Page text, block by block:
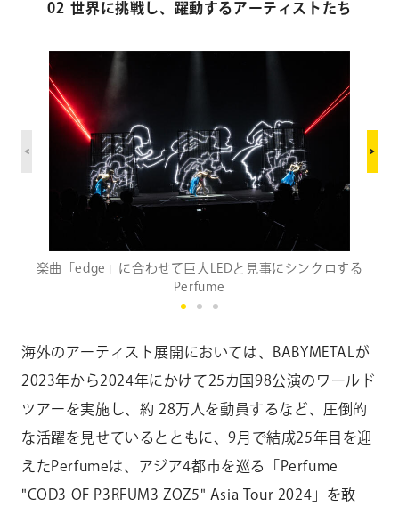
02 世界に挑戦し、躍動するアーティストたち
楽曲「edge」に合わせて巨大LEDと見事にシンクロする
Perfume
海外のアーティスト展開においては、BABYMETALが
2023年から2024年にかけて25カ国98公演のワールド
ツアーを実施し、約 28万人を動員するなど、圧倒的
な活躍を見せているとともに、9月で結成25年目を迎
えたPerfumeは、アジア4都市を巡る「Perfume
"COD3 OF P3RFUM3 ZOZ5" Asia Tour 2024」を敢